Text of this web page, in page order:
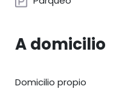
A domicilio
Domicilio propio